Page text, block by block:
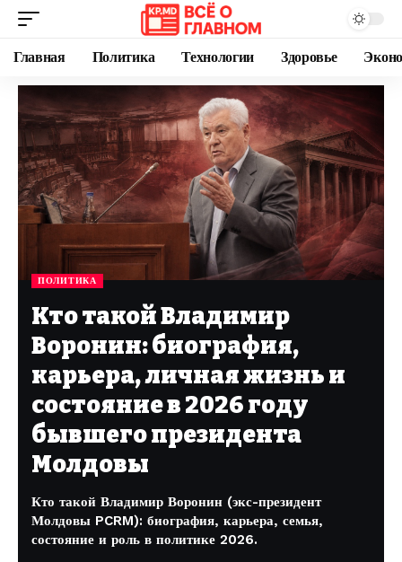
Главная Политика Технологии Здоровье
ПОЛИТИКА
Кто такой Владимир
Воронин: биография,
карьера, личная жизнь и
состояние в 2026 году
бывшего президента
Молдовы
Кто такой Владимир Воронин (экс-президент
Молдовы PCRM): биография, карьера, семья,
состояние и роль в политике 2026.